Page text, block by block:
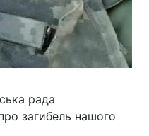
рада
загибель нашого